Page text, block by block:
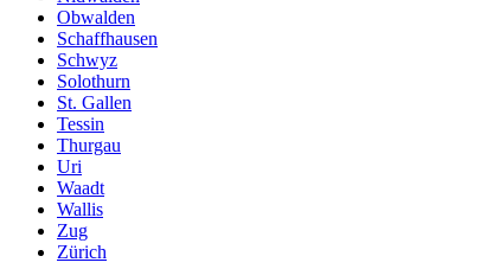
Obwalden
Schaffhausen
Schwyz
Solothurn
St. Gallen
Tessin
Thurgau
Uri
Waadt
Wallis
Zug
Zürich